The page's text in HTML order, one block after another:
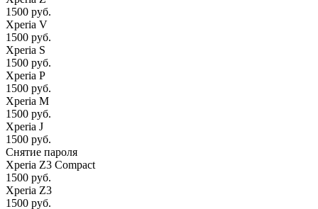
1500 руб.
Xperia V
1500 руб.
Xperia S
1500 руб.
Xperia P
1500 руб.
Xperia M
1500 руб.
Xperia J
1500 руб.
Снятие пароля
Xperia Z3 Compact
1500 руб.
Xperia Z3
1500 руб.